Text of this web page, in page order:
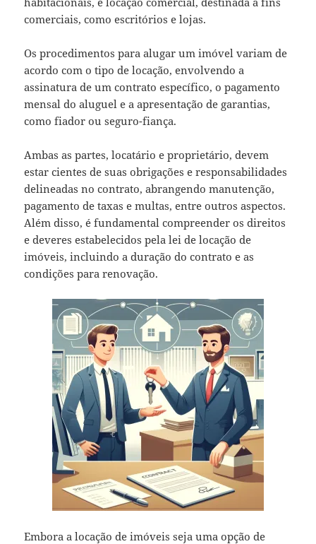
comerciais, como escritórios e lojas.
Os procedimentos para alugar um imóvel variam de
acordo com o tipo de locação, envolvendo a
assinatura de um contrato específico, o pagamento
mensal do aluguel e a apresentação de garantias,
como fiador ou seguro-fiança.
Ambas as partes, locatário e proprietário, devem
estar cientes de suas obrigações e responsabilidades
delineadas no contrato, abrangendo manutenção,
pagamento de taxas e multas, entre outros aspectos.
Além disso, é fundamental compreender os direitos
e deveres estabelecidos pela lei de locação de
imóveis, incluindo a duração do contrato e as
condições para renovação.
Embora a locação de imóveis seja uma opção de